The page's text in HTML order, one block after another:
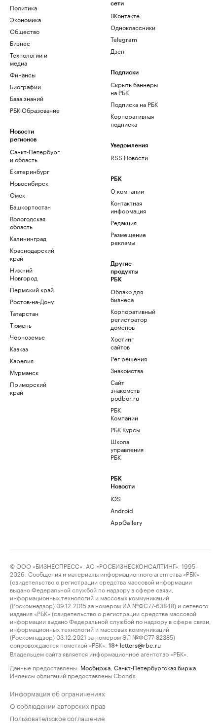
Политика
Экономика
Общество
Бизнес
Технологии и
медиа
Финансы
Биографии
База знаний
РБК Образование
Новости
регионов
Санкт-Петербург
и область
Екатеринбург
Новосибирск
Омск
Башкортостан
Вологодская
область
Калининград
Краснодарский
край
Нижний
Новгород
Пермский край
Ростов-на-Дону
Татарстан
Тюмень
Черноземье
Кавказ
Карелия
Мурманск
Приморский
край
сети
ВКонтакте
Одноклассники
Telegram
Дзен
Подписки
Скрыть баннеры
на РБК
Подписка на РБК
Корпоративная
подписка
Уведомления
RSS Новости
РБК
О компании
Контактная
информация
Редакция
Размещение
рекламы
Другие
продукты
РБК
Облако для
бизнеса
Корпоративный
регистратор
доменов
Хостинг
сайтов
Рег.решения
Знакомства
Сайт
знакомств
podbor.ru
РБК
Компании
РБК Курсы
Школа
управления
РБК
РБК
Новости
iOS
Android
AppGallery
© ООО «БИЗНЕСПРЕСС», АО «РОСБИЗНЕСКОНСАЛТИНГ», 1995–
2026. Сообщения и материалы информационного агентства «РБК»
(свидетельство о регистрации средства массовой информации
выдано Федеральной службой по надзору в сфере связи,
информационных технологий и массовых коммуникаций
(Роскомнадзор) 09.12.2015 за номером ИА №ФС77-63848) и сетевого
издания «РБК» (свидетельство о регистрации средства массовой
информации выдано Федеральной службой по надзору в сфере связи,
информационных технологий и массовых коммуникаций
(Роскомнадзор) 03.12.2021 за номером ЭЛ №ФС77-82385)
сопровождаются пометкой «РБК».
18+ letters@rbc.ru
Владельцем сайта является информационное агентство «РБК».
Данные предоставлены: Мосбиржа Санкт-Петербургская биржа
Индексы облигаций предоставлены Cbonds.
Информация об ограничениях
О соблюдении авторских прав
Пользовательское соглашение